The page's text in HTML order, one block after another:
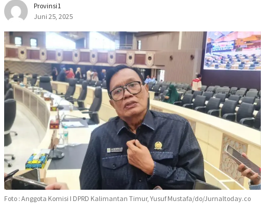
Provinsi1
Juni 25, 2025
Foto : Anggota Komisi I DPRD Kalimantan Timur, Yusuf Mustafa/do/Jurnaltoday.co